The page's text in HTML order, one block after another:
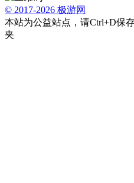
© 2017-2026 极游网
本站为公益站点，请Ctrl+D保
夹